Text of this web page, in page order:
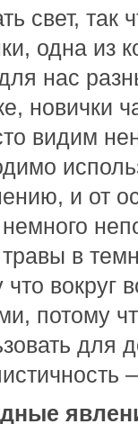
свет,
одна из
нас
новички
видим
и от
немного
травы в
что вокруг
потому
для